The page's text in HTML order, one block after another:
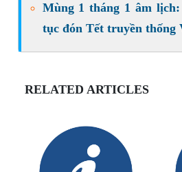
Mùng 1 tháng 1 âm
tục đón Tết truyền thống
RELATED ARTICLES